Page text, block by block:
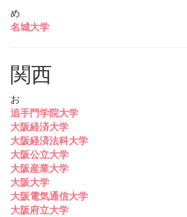
め
名城大学
関西
お
追手門学院大学
大阪経済大学
大阪経済法科大学
大阪公立大学
大阪産業大学
大阪大学
大阪電気通信大学
大阪府立大学